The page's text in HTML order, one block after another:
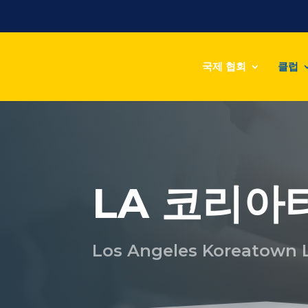
국제 협회 클럽
LA 코리아
Los Angeles Koreatown